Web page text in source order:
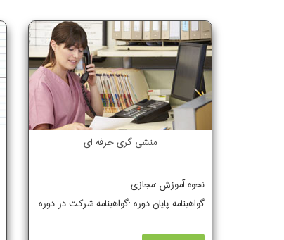
منشی گری حرفه ای
نحوه آموزش :مجازی
گواهینامه پایان دوره :گواهینامه شرکت در دوره